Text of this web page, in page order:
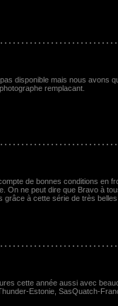
disponible mais nous avons
remplacant.
de bonnes conditions en
On ne peut dire que Bravo à
à cette série de très belles
cette année aussi avec
Estonie, SasQuatch-